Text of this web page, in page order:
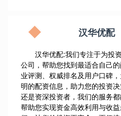
汉华优配
汉华优配:我们专注于为投
公司，帮助您找到最适合自己
业评测、权威排名及用户口碑
明的配资信息，助力您的投资
还是资深投资者，我们的服务都
帮助您实现资金高效利用与收